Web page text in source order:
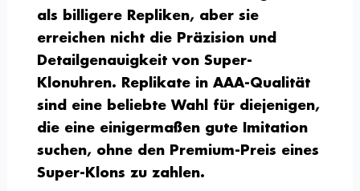
als billigere Repliken, aber sie
erreichen nicht die Präzision und
Detailgenauigkeit von Super-
Klonuhren. Replikate in AAA-Qualität
sind eine beliebte Wahl für diejenigen,
die eine einigermaßen gute Imitation
suchen, ohne den Premium-Preis eines
Super-Klons zu zahlen.